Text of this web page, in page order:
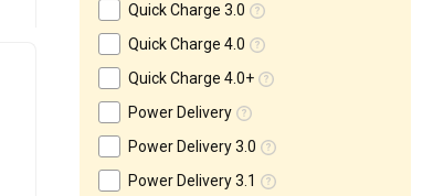
Quick Charge 3.0
Quick Charge 4.0
Quick Charge 4.0+
Power Delivery
Power Delivery 3.0
Power Delivery 3.1